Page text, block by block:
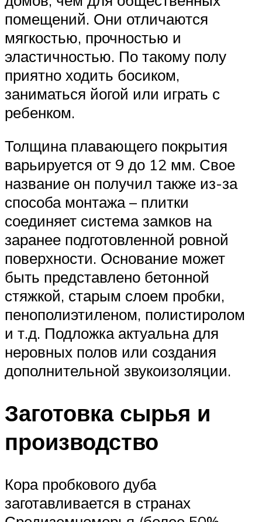
помещений. Они отличаются
мягкостью, прочностью и
эластичностью. По такому полу
приятно ходить босиком,
заниматься йогой или играть с
ребенком.
Толщина плавающего покрытия
варьируется от 9 до 12 мм. Свое
название он получил также из-за
способа монтажа – плитки
соединяет система замков на
заранее подготовленной ровной
поверхности. Основание может
быть представлено бетонной
стяжкой, старым слоем пробки,
пенополиэтиленом, полистиролом
и т.д. Подложка актуальна для
неровных полов или создания
дополнительной звукоизоляции.
Заготовка сырья и
производство
Кора пробкового дуба
заготавливается в странах